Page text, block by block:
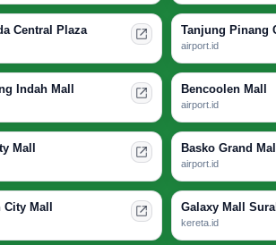
Central Plaza Tanjung Pinang
airport.id
Indah Mall Bencoolen Mall
airport.id
Mall Basko Grand Mall
airport.id
Mall Galaxy Mall
kereta.id